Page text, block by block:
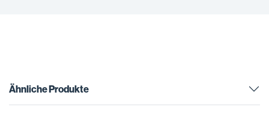
Ähnliche Produkte